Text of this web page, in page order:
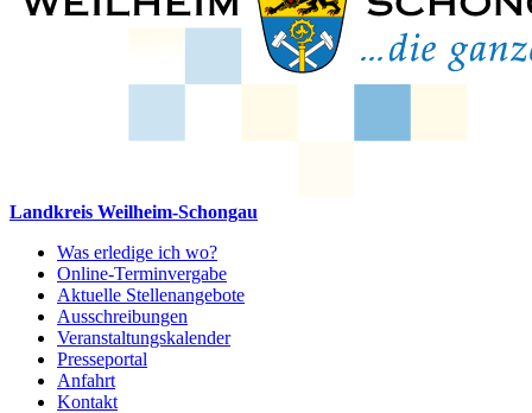
Landkreis Weilheim-Schongau
Was erledige ich wo?
Online-Terminvergabe
Aktuelle Stellenangebote
Ausschreibungen
Veranstaltungskalender
Presseportal
Anfahrt
Kontakt